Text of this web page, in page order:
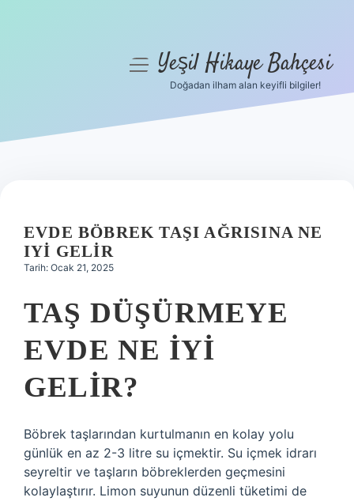
Hakkımızda
menüyüYeşil Hikaye Bahçesi
Doğadan ilham alan keyifli bilgiler!
EVDE BÖBREK TAŞI AĞRISINA NE
IYI GELIR
Tarih: Ocak 21, 2025
TAŞ DÜŞÜRMEYE
EVDE NE IYI
GELIR?
Böbrek taşlarından kurtulmanın en kolay yolu
günlük en az 2-3 litre su içmektir. Su içmek idrarı
seyreltir ve taşların böbreklerden geçmesini
kolaylaştırır. Limon suyunun düzenli tüketimi de